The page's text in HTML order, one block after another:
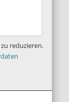
reduzieren.